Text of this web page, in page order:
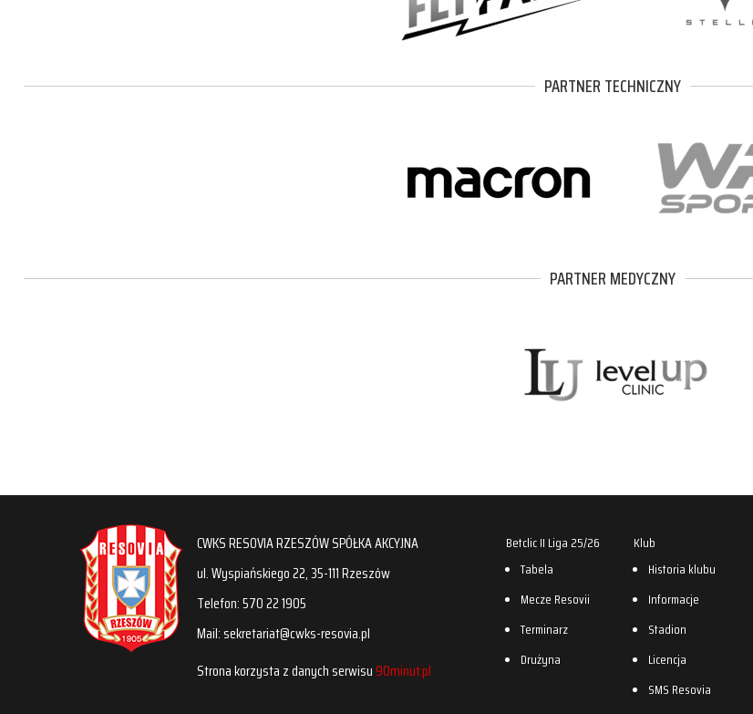
PARTNER TECHNICZNY
PARTNER MEDYCZNY
CWKS RESOVIA RZESZÓW SPÓŁKA AKCYJNA
ul. Wyspiańskiego 22, 35-111 Rzeszów
Telefon: 570 22 1905
Mail: sekretariat@cwks-resovia.pl
Strona korzysta z danych serwisu90minut.pl
Betclic II Liga 25/26
Tabela
Mecze Resovii
Terminarz
Drużyna
Klub
Historia klubu
Informacje
Stadion
Licencja
SMS Resovia